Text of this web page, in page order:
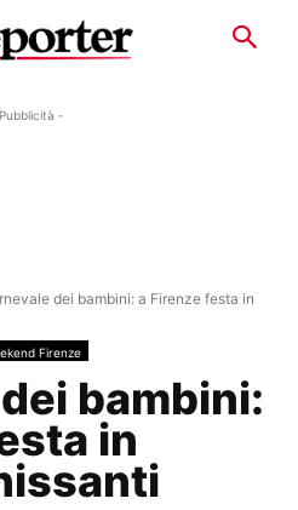
-
dei bambini: a Firenze festa in
Firenze
bambini:
in